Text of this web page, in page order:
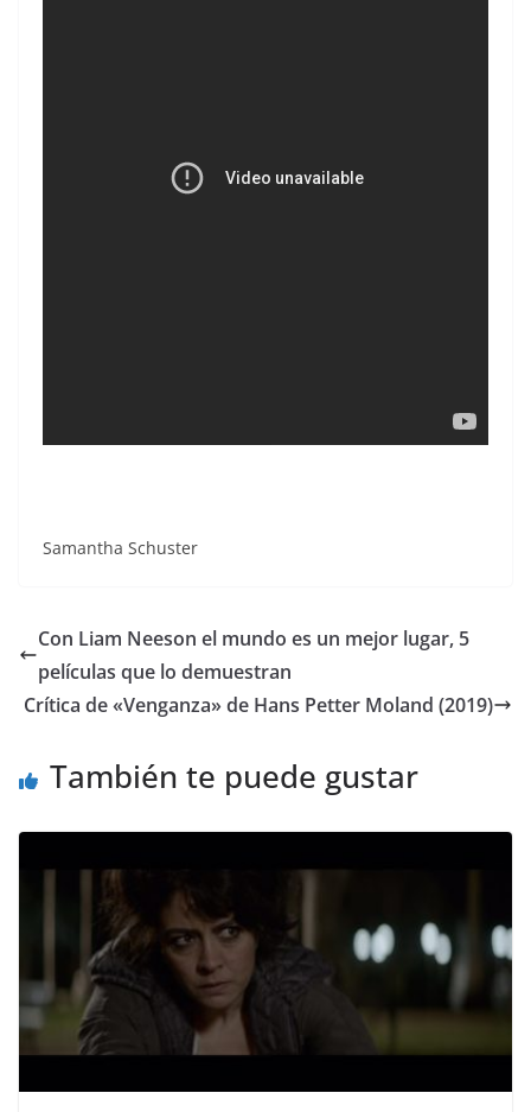
Samantha Schuster
Con Liam Neeson el mundo es un mejor lugar, 5
películas que lo demuestran
Crítica de «Venganza» de Hans Petter Moland (2019)
También te puede gustar